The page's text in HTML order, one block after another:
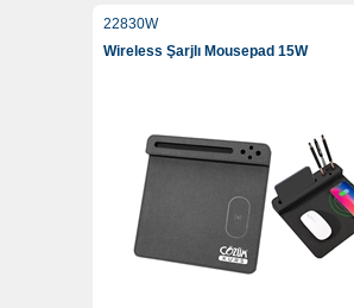
22830W
Wireless Şarjlı Mousepad 15W